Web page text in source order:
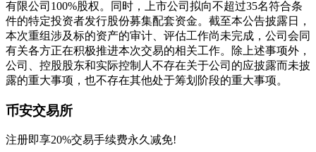
有限公司100%股权。同时，上市公司拟向不超过35名符合条
件的特定投资者发行股份募集配套资金。截至本公告披露日，
本次重组涉及标的资产的审计、评估工作尚未完成，公司会同
有关各方正在积极推进本次交易的相关工作。除上述事项外，
公司、控股股东和实际控制人不存在关于公司的应披露而未披
露的重大事项，也不存在其他处于筹划阶段的重大事项。
币安交易所
注册即享20%交易手续费永久减免!